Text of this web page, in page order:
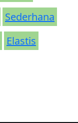
Sederhana
Elastis